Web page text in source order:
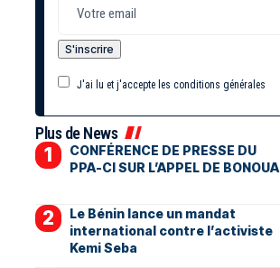
J'ai lu et j'accepte les conditions générales
Plus de News
CONFÉRENCE DE PRESSE DU
PPA-CI SUR L’APPEL DE BONOUA
Le Bénin lance un mandat
international contre l’activiste
Kemi Seba